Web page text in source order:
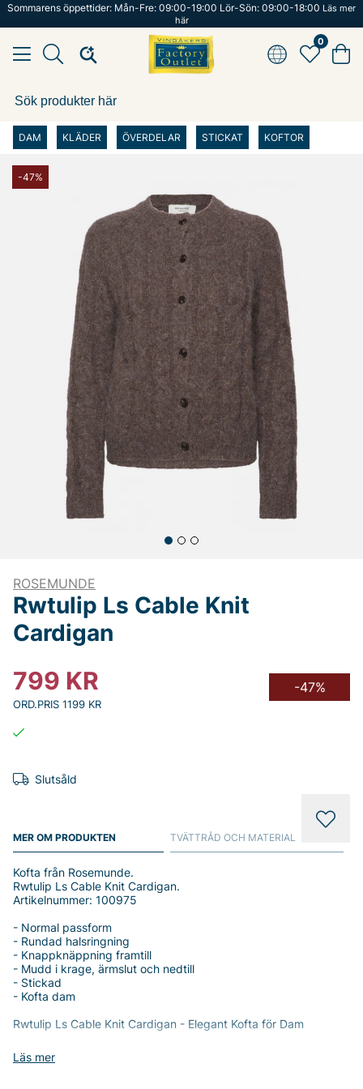
Sommarens öppettider: Mån-Fre: 09:00-19:00 Lör-Sön: 09:00-18:00 Läs mer
här
0
DAM KLÄDER ÖVERDELAR STICKAT KOFTOR
-47%
ROSEMUNDE
Rwtulip Ls Cable Knit
Cardigan
799 KR
ORD.PRIS 1199 KR
-47%
Slutsåld
MER OM PRODUKTEN
Läs mer
Kofta från Rosemunde.
Rwtulip Ls Cable Knit Cardigan.
Artikelnummer: 100975
- Normal passform
- Rundad halsringning
- Knappknäppning framtill
- Mudd i krage, ärmslut och nedtill
- Stickad
- Kofta dam
Rwtulip Ls Cable Knit Cardigan - Elegant Kofta för Dam
Upptäck den stilrena och mångsidiga Rwtulip Ls Cable Knit
Cardigan från Rosemunde, en perfekt kofta för alla tillfällen.
TVÄTTRÅD OCH MATERIAL